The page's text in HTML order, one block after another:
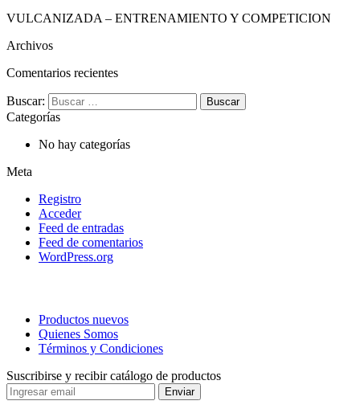
VULCANIZADA – ENTRENAMIENTO Y COMPETICION
Archivos
Comentarios recientes
Buscar:
Categorías
No hay categorías
Meta
Registro
Acceder
Feed de entradas
Feed de comentarios
WordPress.org
Productos nuevos
Quienes Somos
Términos y Condiciones
Suscribirse y recibir catálogo de productos